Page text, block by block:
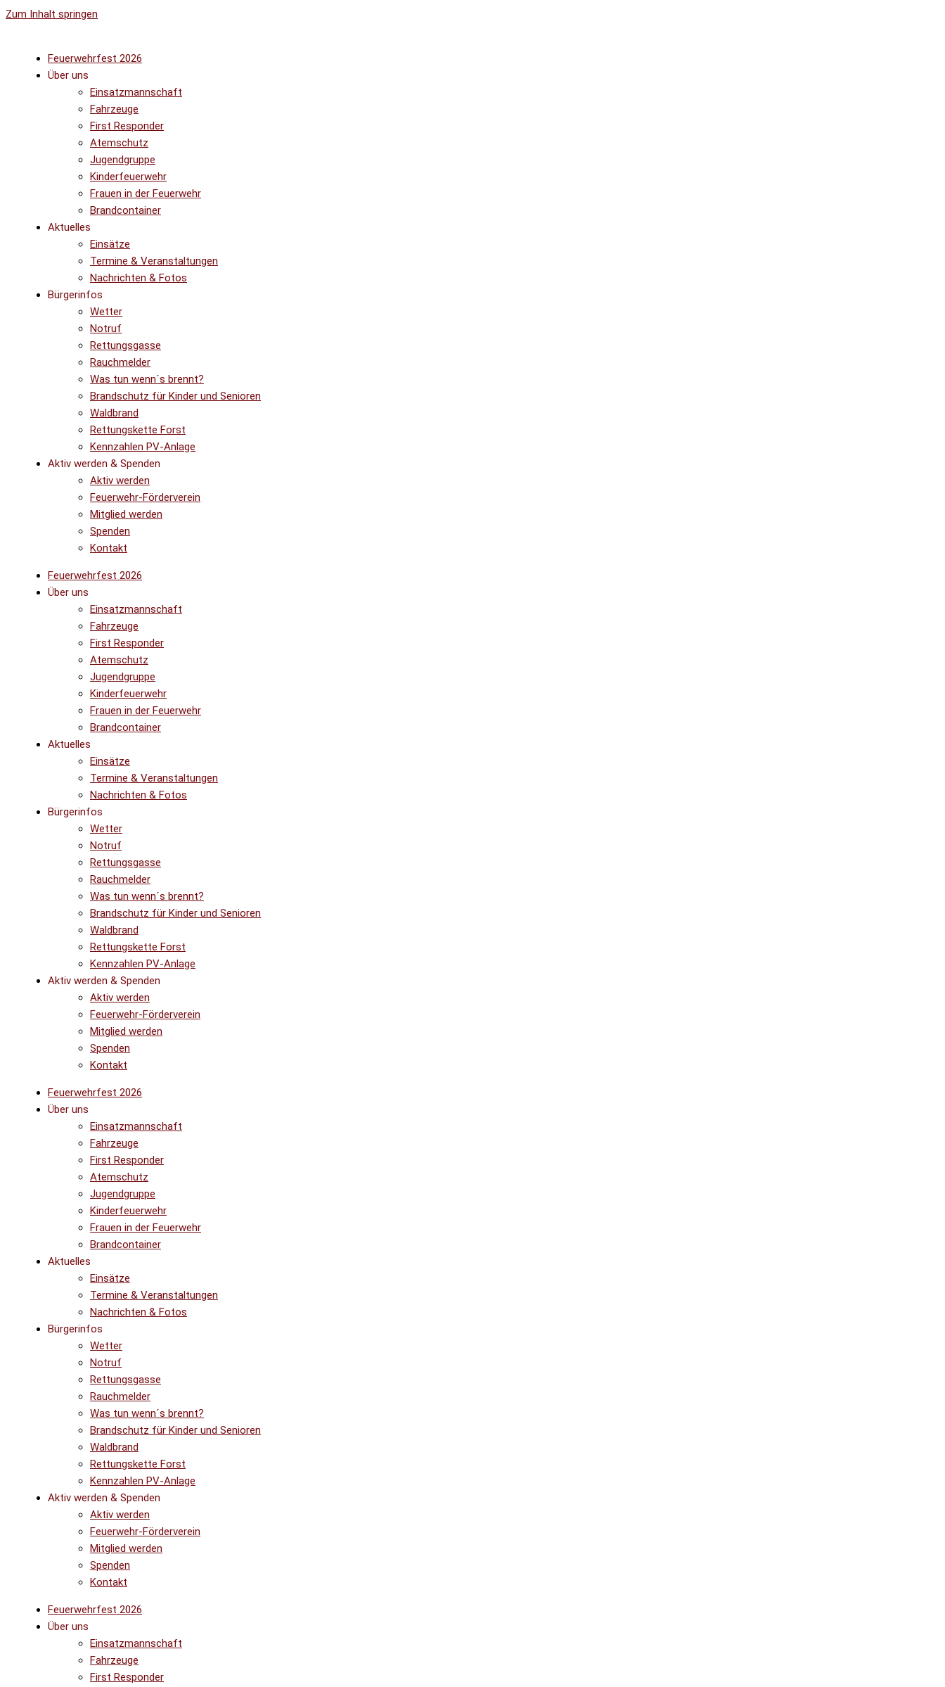
Zum Inhalt springen
Feuerwehrfest 2026
Über uns
Einsatzmannschaft
Fahrzeuge
First Responder
Atemschutz
Jugendgruppe
Kinderfeuerwehr
Frauen in der Feuerwehr
Brandcontainer
Aktuelles
Einsätze
Termine & Veranstaltungen
Nachrichten & Fotos
Bürgerinfos
Wetter
Notruf
Rettungsgasse
Rauchmelder
Was tun wenn´s brennt?
Brandschutz für Kinder und Senioren
Waldbrand
Rettungskette Forst
Kennzahlen PV-Anlage
Aktiv werden & Spenden
Aktiv werden
Feuerwehr-Förderverein
Mitglied werden
Spenden
Kontakt
Feuerwehrfest 2026
Über uns
Einsatzmannschaft
Fahrzeuge
First Responder
Atemschutz
Jugendgruppe
Kinderfeuerwehr
Frauen in der Feuerwehr
Brandcontainer
Aktuelles
Einsätze
Termine & Veranstaltungen
Nachrichten & Fotos
Bürgerinfos
Wetter
Notruf
Rettungsgasse
Rauchmelder
Was tun wenn´s brennt?
Brandschutz für Kinder und Senioren
Waldbrand
Rettungskette Forst
Kennzahlen PV-Anlage
Aktiv werden & Spenden
Aktiv werden
Feuerwehr-Förderverein
Mitglied werden
Spenden
Kontakt
Feuerwehrfest 2026
Über uns
Einsatzmannschaft
Fahrzeuge
First Responder
Atemschutz
Jugendgruppe
Kinderfeuerwehr
Frauen in der Feuerwehr
Brandcontainer
Aktuelles
Einsätze
Termine & Veranstaltungen
Nachrichten & Fotos
Bürgerinfos
Wetter
Notruf
Rettungsgasse
Rauchmelder
Was tun wenn´s brennt?
Brandschutz für Kinder und Senioren
Waldbrand
Rettungskette Forst
Kennzahlen PV-Anlage
Aktiv werden & Spenden
Aktiv werden
Feuerwehr-Förderverein
Mitglied werden
Spenden
Kontakt
Feuerwehrfest 2026
Über uns
Einsatzmannschaft
Fahrzeuge
First Responder